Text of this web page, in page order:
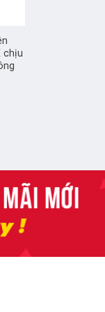
chịu